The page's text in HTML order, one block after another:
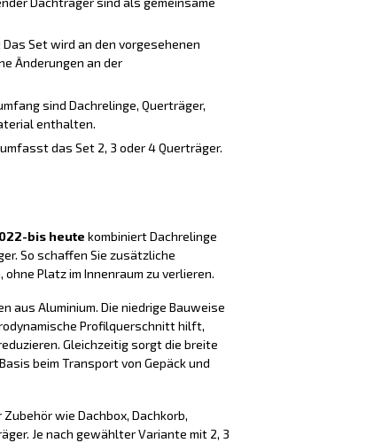
Das Set wird an den vorgesehenen
Änderungen an der
sind Dachrelinge, Querträger,
enthalten.
das Set 2, 3 oder 4 Querträger.
bis heute kombiniert Dachrelinge
So schaffen Sie zusätzliche
Platz im Innenraum zu verlieren.
aus Aluminium. Die niedrige Bauweise
Profilquerschnitt hilft,
Gleichzeitig sorgt die breite
beim Transport von Gepäck und
wie Dachbox, Dachkorb,
Je nach gewählter Variante mit 2, 3